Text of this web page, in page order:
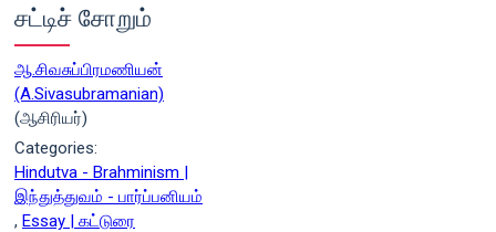
சட்டிச் சோறும்
ஆ.சிவசுப்பிரமணியன்
(A.Sivasubramanian)
(ஆசிரியர்)
Categories:
Hindutva - Brahminism |
இந்துத்துவம் - பார்ப்பனியம்
, Essay | கட்டுரை